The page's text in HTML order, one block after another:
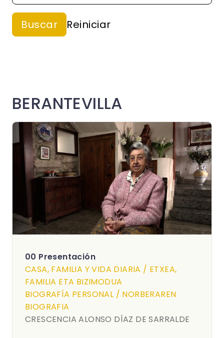
BERANTEVILLA
00 Presentación
CASA, FAMILIA Y VIDA DIARIA / ETXEA,
FAMILIA ETA BIZIMODUA
BIOGRAFÍA PERSONAL / NORBERAREN
BIOGRAFIA
CRESCENCIA ALONSO DÍAZ DE SARRALDE